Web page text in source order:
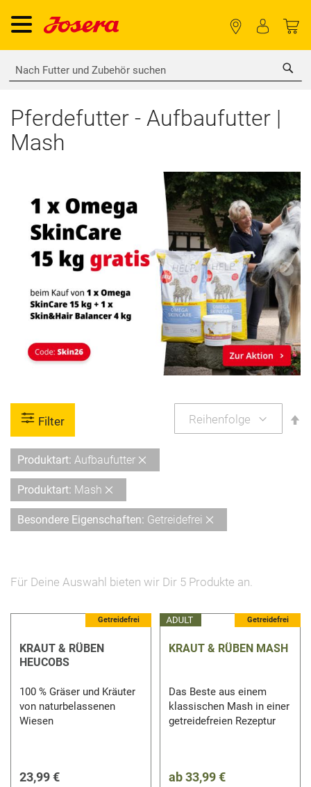
Pferdefutter - Aufbaufutter |
Mash
Produktart Aufbaufutter
Artikel
Produktart Mash
Artikel
entfernen
Besondere Eigenschaften Getreidefrei
Artikel
Für Deine Auswahl bieten wir Dir 5 Produkte an.
Getreidefrei
KRAUT & RÜBEN
HEUCOBS
100 % Gräser und Kräuter
von naturbelassenen
Wiesen
23,99 €
Getreidefrei
KRAUT & RÜBEN MASH
Das Beste aus einem
klassischen Mash in einer
getreidefreien Rezeptur
ab33,99 €
Filter